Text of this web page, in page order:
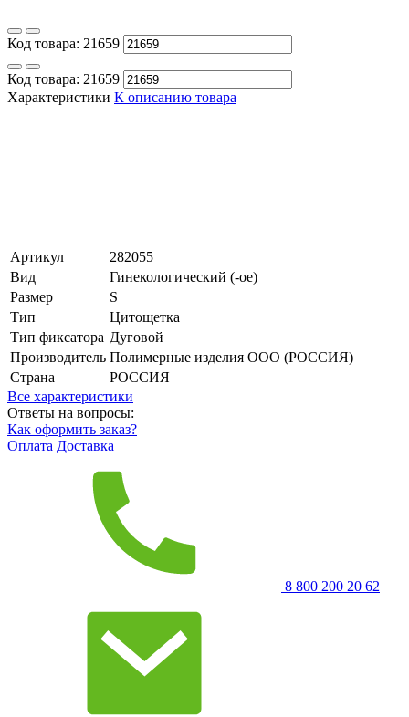
Код товара: 21659
Код товара: 21659
Характеристики К описанию товара
Артикул
282055
Вид
Гинекологический (-ое)
Размер
S
Тип
Цитощетка
Тип фиксатора Дуговой
Производитель Полимерные изделия OOO (РОССИЯ)
Страна
РОССИЯ
Все характеристики
Ответы на вопросы:
Как оформить заказ?
Оплата Доставка
8 800 200 20 62